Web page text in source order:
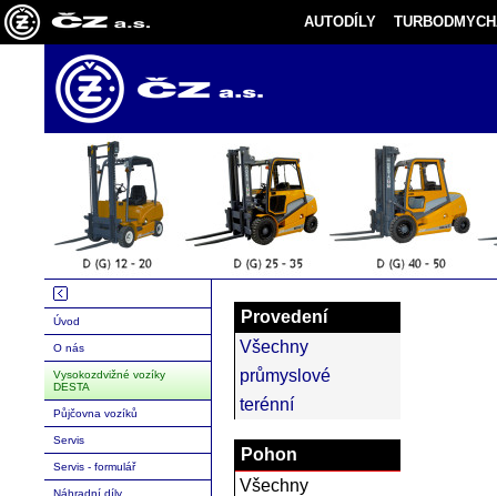
AUTODÍLY
Úvod
O nás
Vysokozdvižné vozíky
DESTA
Půjčovna vozíků
Servis
Servis - formulář
Náhradní díly
Provedení
Všechny
průmyslové
terénní
Pohon
Všechny